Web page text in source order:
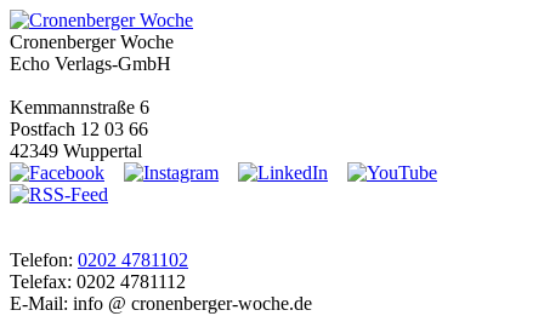
Cronenberger Woche
Echo Verlags-GmbH
Kemmannstraße 6
Postfach 12 03 66
42349 Wuppertal
Telefon: 0202 4781102
Telefax: 0202 4781112
E-Mail: info @ cronenberger-woche.de